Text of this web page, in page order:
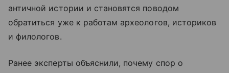
античной истории и становятся поводом
обратиться уже к работам археологов, историков
и филологов.
Ранее эксперты объяснили, почему спор о